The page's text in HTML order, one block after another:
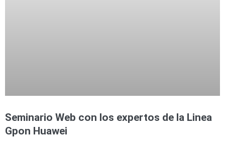
Seminario Web con los expertos de la Linea
Gpon Huawei